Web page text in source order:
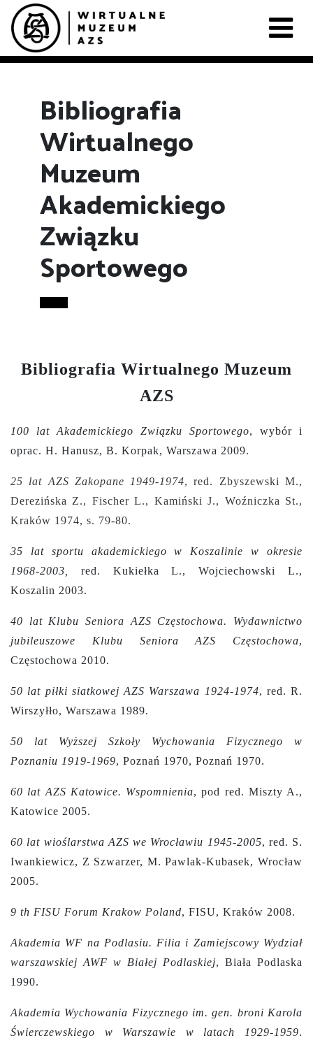
Bibliografia
Wirtualnego
Muzeum
Akademickiego
Związku
Sportowego
Bibliografia Wirtualnego Muzeum
AZS
100 lat Akademickiego Związku Sportowego, wybór i
oprac. H. Hanusz, B. Korpak, Warszawa 2009.
25 lat AZS Zakopane 1949-1974, red. Zbyszewski M.,
Derezińska Z., Fischer L., Kamiński J., Woźniczka St.,
Kraków 1974, s. 79-80.
35 lat sportu akademickiego w Koszalinie w okresie
1968-2003,
red. Kukiełka L., Wojciechowski L.,
Koszalin 2003.
40 lat Klubu Seniora AZS Częstochowa. Wydawnictwo
jubileuszowe Klubu Seniora AZS Częstochowa,
Częstochowa 2010.
50 lat piłki siatkowej AZS Warszawa 1924-1974, red. R.
Wirszyłło, Warszawa 1989.
50 lat Wyższej Szkoły Wychowania Fizycznego w
Poznaniu 1919-1969, Poznań 1970, Poznań 1970.
60 lat AZS Katowice. Wspomnienia, pod red. Miszty A.,
Katowice 2005.
60 lat wioślarstwa AZS we Wrocławiu 1945-2005, red. S.
Iwankiewicz, Z Szwarzer, M. Pawlak-Kubasek, Wrocław
2005.
9 th FISU Forum Krakow Poland, FISU, Kraków 2008.
Akademia WF na Podlasiu. Filia i Zamiejscowy Wydział
warszawskiej AWF w Białej Podlaskiej, Biała Podlaska
1990.
Akademia Wychowania Fizycznego im. gen. broni Karola
Świerczewskiego w Warszawie w latach 1929-1959.